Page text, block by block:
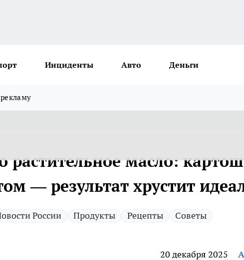
Инциденты Авто Деньги
растительное масло:
— результат хрустит
России Продукты Рецепты Советы
20 декабря 2025